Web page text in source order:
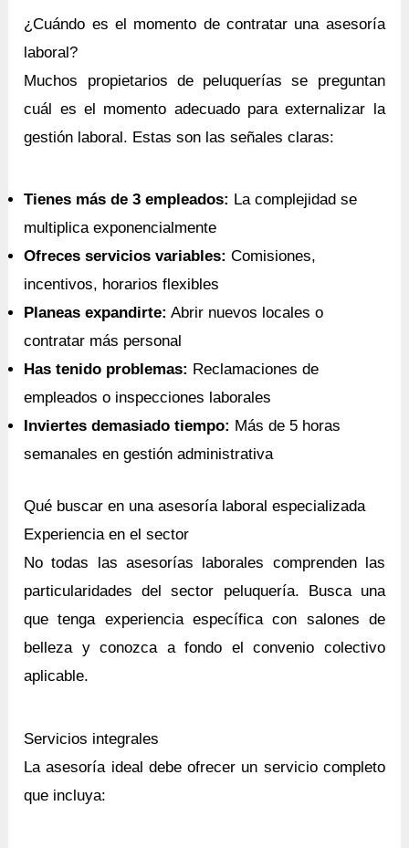
¿Cuándo es el momento de contratar una asesoría
laboral?
Muchos propietarios de peluquerías se preguntan
cuál es el momento adecuado para externalizar la
gestión laboral. Estas son las señales claras:
Tienes más de 3 empleados: La complejidad se
multiplica exponencialmente
Ofreces servicios variables: Comisiones,
incentivos, horarios flexibles
Planeas expandirte: Abrir nuevos locales o
contratar más personal
Has tenido problemas: Reclamaciones de
empleados o inspecciones laborales
Inviertes demasiado tiempo: Más de 5 horas
semanales en gestión administrativa
Qué buscar en una asesoría laboral especializada
Experiencia en el sector
No todas las asesorías laborales comprenden las
particularidades del sector peluquería. Busca una
que tenga experiencia específica con salones de
belleza y conozca a fondo el convenio colectivo
aplicable.
Servicios integrales
La asesoría ideal debe ofrecer un servicio completo
que incluya: